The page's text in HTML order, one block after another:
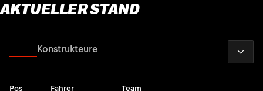
AKTUELLER STAND
Konstrukteure
Pos Fahrer Team